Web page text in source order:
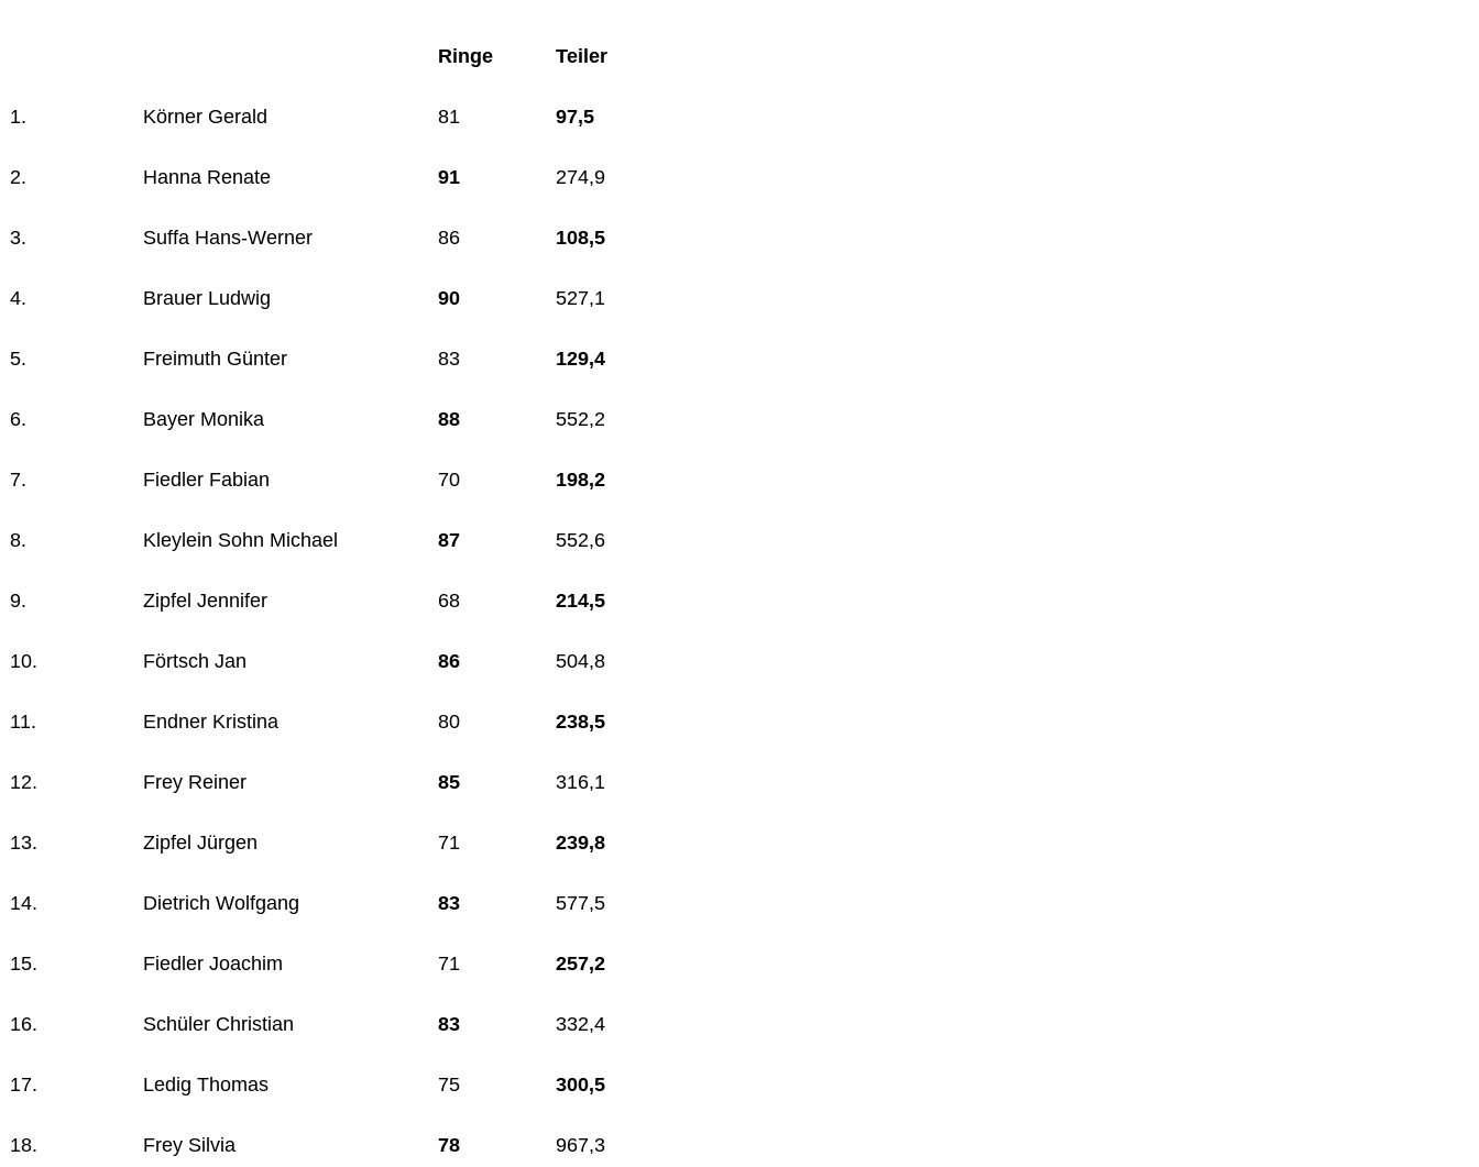
Ringe Teiler
1. Körner Gerald 81 97,5
2. Hanna Renate 91 274,9
3. Suffa Hans-Werner 86 108,5
4. Brauer Ludwig 90 527,1
5. Freimuth Günter 83 129,4
6. Bayer Monika 88 552,2
7. Fiedler Fabian 70 198,2
8. Kleylein Sohn Michael 87 552,6
9. Zipfel Jennifer 68 214,5
10. Förtsch Jan 86 504,8
11. Endner Kristina 80 238,5
12. Frey Reiner 85 316,1
13. Zipfel Jürgen 71 239,8
14. Dietrich Wolfgang 83 577,5
15. Fiedler Joachim 71 257,2
16. Schüler Christian 83 332,4
17. Ledig Thomas 75 300,5
18. Frey Silvia 78 967,3